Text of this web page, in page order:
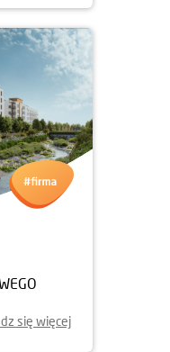
się więcej